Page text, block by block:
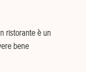
ristorante è un
bene